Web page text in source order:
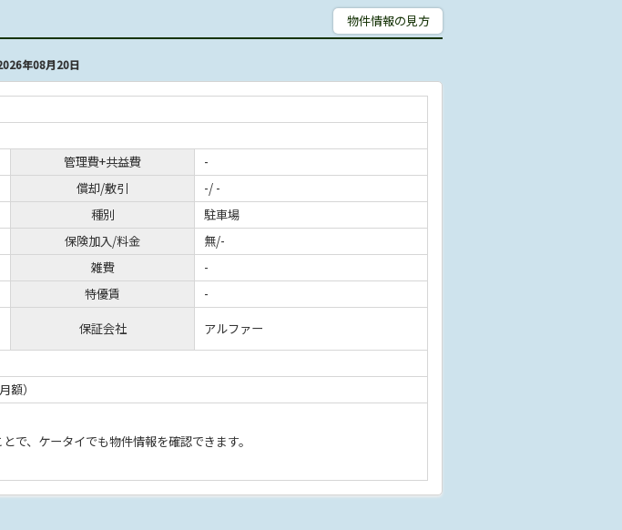
物件情報の見方
年08月20日
管理費+共益費
-
償却/敷引
-/ -
種別
駐車場
保険加入/料金
無/-
雑費
-
特優賃
-
保証会社
アルファー
額）
で、ケータイでも物件情報を確認できます。